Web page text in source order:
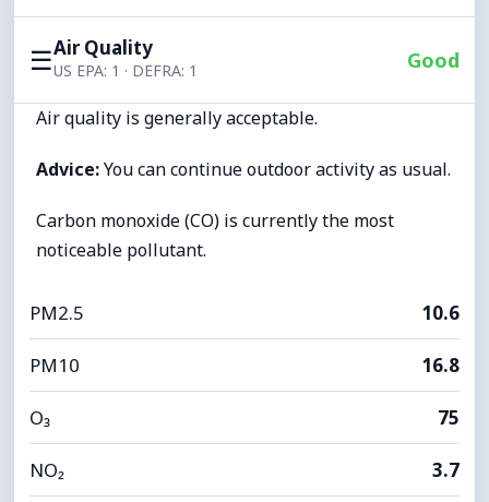
☰Air Quality
US EPA: 1 · DEFRA: 1 Good
Air quality is generally acceptable.
Advice:You can continue outdoor activity as usual.
Carbon monoxide (CO) is currently the most
noticeable pollutant.
PM2.5 10.6
PM10 16.8
O₃ 75
NO₂ 3.7